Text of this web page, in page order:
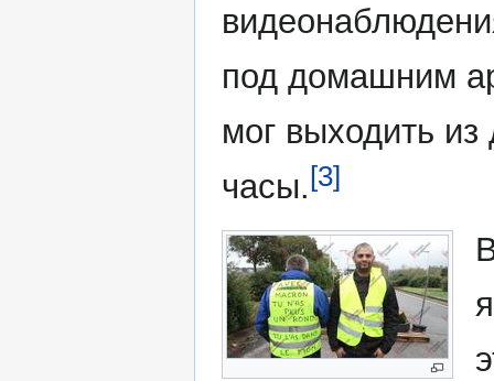
под домашним
мог выходить
часы.[3]